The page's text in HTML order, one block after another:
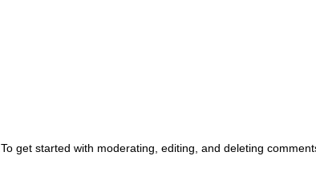
To get started with moderating, editing, and deleting